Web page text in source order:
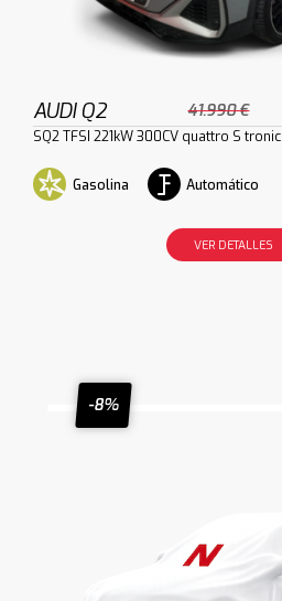
AUDI Q2 41.990 €
SQ2 TFSI 221kW 300CV quattro S tronic
Gasolina Automático
VER DETALLES
-8%